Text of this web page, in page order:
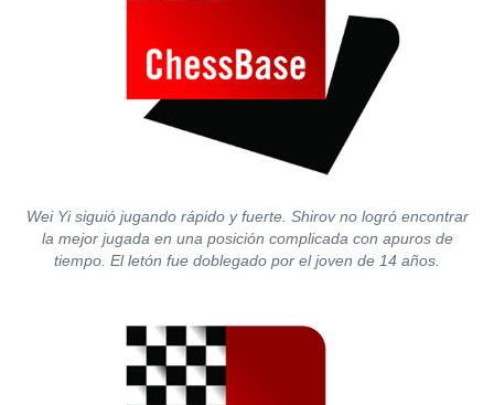
Wei Yi siguió jugando rápido y fuerte. Shirov no logró encontrar
la mejor jugada en una posición complicada con apuros de
tiempo. El letón fue doblegado por el joven de 14 años.